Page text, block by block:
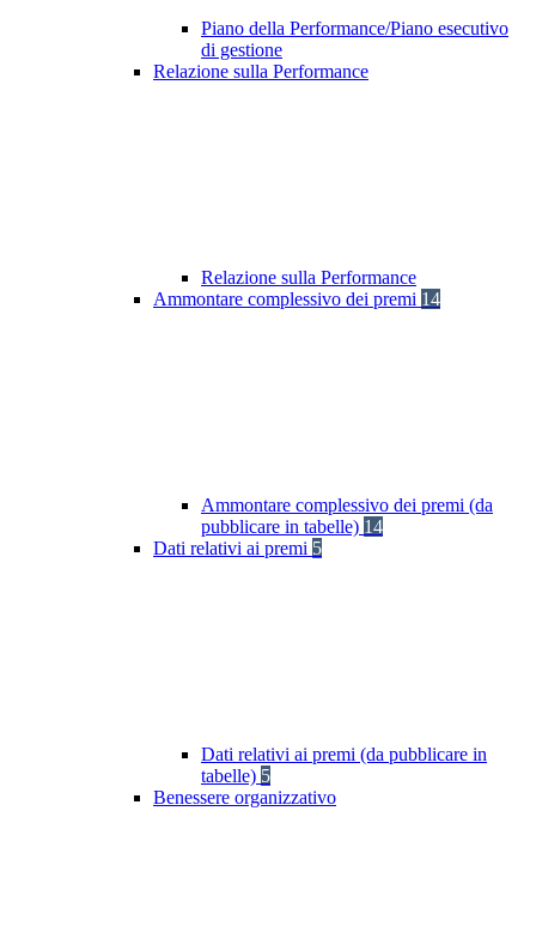
Piano della Performance/Piano esecutivo
di gestione
Relazione sulla Performance
Relazione sulla Performance
Ammontare complessivo dei premi 14
Ammontare complessivo dei premi (da
pubblicare in tabelle) 14
Dati relativi ai premi 5
Dati relativi ai premi (da pubblicare in
tabelle) 5
Benessere organizzativo